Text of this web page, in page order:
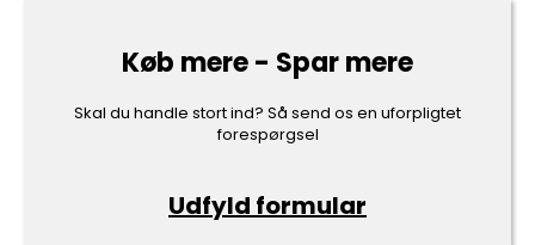
Køb mere - Spar mere
Skal du handle stort ind? Så send os en uforpligtet
forespørgsel
Udfyld formular